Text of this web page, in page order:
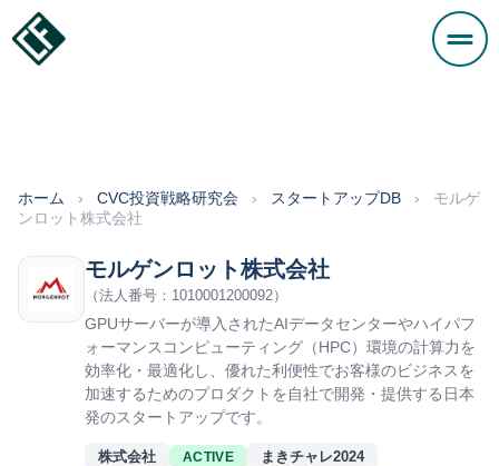
ホーム › CVC投資戦略研究会 › スタートアップDB ›
モルゲ
ンロット株式会社
モルゲンロット株式会社
（法人番号：1010001200092）
GPUサーバーが導入されたAIデータセンターやハイパフ
ォーマンスコンピューティング（HPC）環境の計算力を
効率化・最適化し、優れた利便性でお客様のビジネスを
加速するためのプロダクトを自社で開発・提供する日本
発のスタートアップです。
株式会社 ACTIVE まきチャレ2024